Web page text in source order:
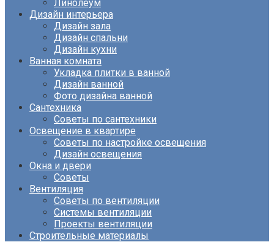
Линолеум
Дизайн интерьера
Дизайн зала
Дизайн спальни
Дизайн кухни
Ванная комната
Укладка плитки в ванной
Дизайн ванной
Фото дизайна ванной
Сантехника
Советы по сантехники
Освещение в квартире
Советы по настройке освещения
Дизайн освещения
Окна и двери
Советы
Вентиляция
Советы по вентиляции
Системы вентиляции
Проекты вентиляции
Строительные материалы